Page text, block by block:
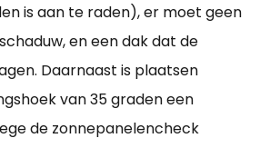
is aan te raden), er moet geen
en een dak dat de
Daarnaast is plaatsen
van 35 graden een
de zonnepanelencheck